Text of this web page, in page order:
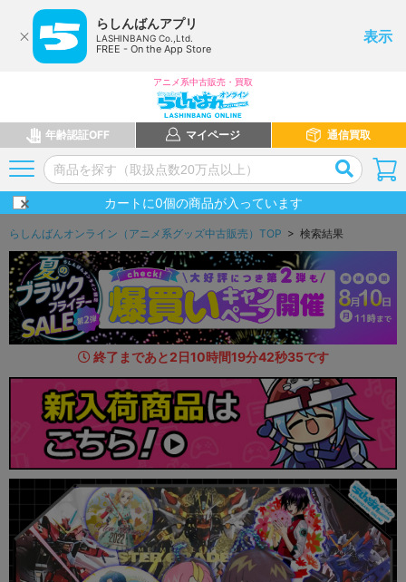
らしんばんアプリ
LASHINBANG Co.,Ltd.
FREE - On the App Store
表示
アニメ系中古販売・買取
年齢認証OFF マイページ 通信買取
カートに0個の商品が入っています
らしんばんオンライン（アニメ系グッズ中古販売）TOP > 検索結果
終了まであと2日10時間19分40秒82です